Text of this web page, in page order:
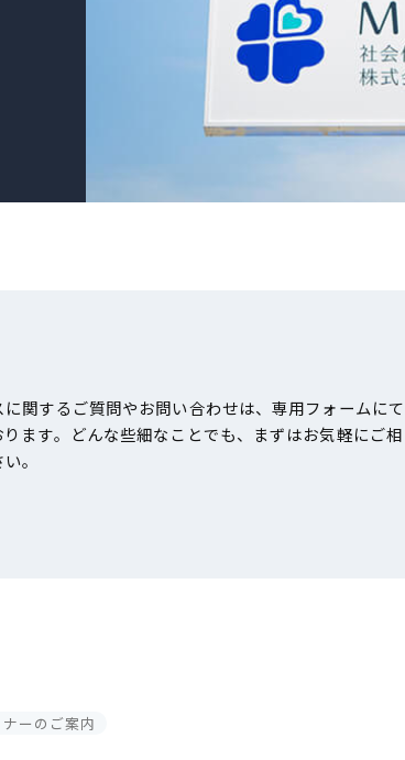
に関するご質問やお問い合わせは、専用フォームにて
ります。どんな些細なことでも、まずはお気軽にご相
。
ーのご案内